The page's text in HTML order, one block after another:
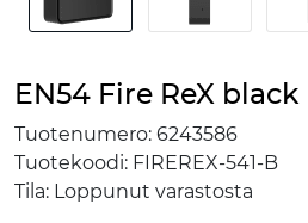
EN54 Fire ReX black
Tuotenumero: 6243586
Tuotekoodi: FIREREX-541-B
Tila: Loppunut varastosta